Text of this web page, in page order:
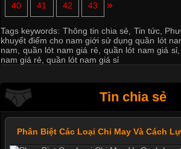
40 41 42 43 »
Tags keywords: Thông tin chia sẻ Tin tức,
khuyết điểm cho nam giới sử dụng quần lót
nam
quần lót nam giá rẻ quần lót nam giá sỉ
nam giá rẻ quần lót nam giá sỉ
Tin chia sẻ
Phân Biệt Các Loại Chỉ May Và Cách